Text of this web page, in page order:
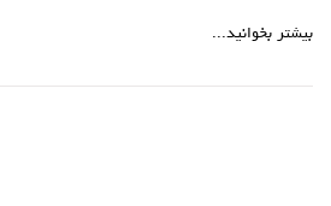
بیشتر بخوانید...